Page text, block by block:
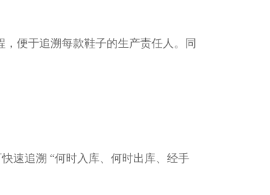
便于追溯每款鞋子的生产责任人。同
速追溯 “何时入库、何时出库、经手